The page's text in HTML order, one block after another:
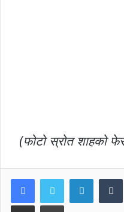
(फोटो स्रोत शाहको
Share via EmailPrint